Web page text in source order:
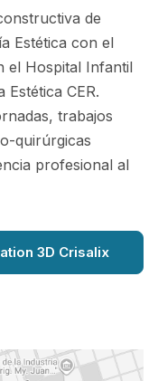
de
Estética con el
el Hospital Infantil
CER.
trabajos
quirúrgicas
profesional al
3D Crisalix